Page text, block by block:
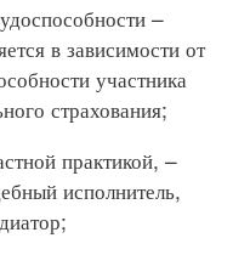
–
в зависимости от
участника
страхования;
практикой, –
исполнитель,